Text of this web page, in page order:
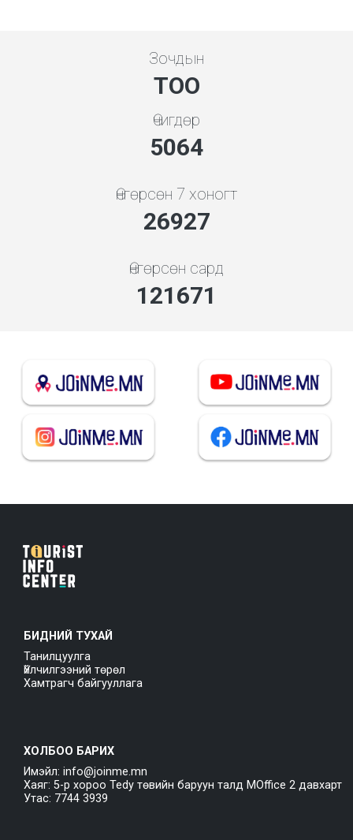
Зочдын
ТОО
Өчигдөр
5453
Өнгөрсөн 7 хоногт
28999
Өнгөрсөн сард
131031
БИДНИЙ ТУХАЙ
Танилцуулга
Үйлчилгээний төрөл
Хамтрагч байгууллага
ХОЛБОО БАРИХ
Имэйл: info@joinme.mn
Хаяг: 5-р хороо Tedy төвийн баруун талд MOffice 2 давхарт
Утас: 7744 3939